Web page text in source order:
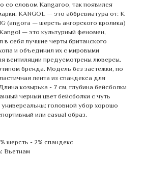
со словом Kangaroo, так появился
KANGOL — это аббревиатура от: K
(angora — шерсть ангорского кролика)
— это культурный феномен,
себя лучшие черты британского
и объединил их с мировыми
вентиляции предусмотрены люверсы.
бренда. Модель без застежки, по
лента из спандекса для
козырька - 7 см, глубина бейсболки
черный цвет бейсболки с чуть
головной убор хорошо
или casual образ.
шерсть - 2% спандекс
Вьетнам